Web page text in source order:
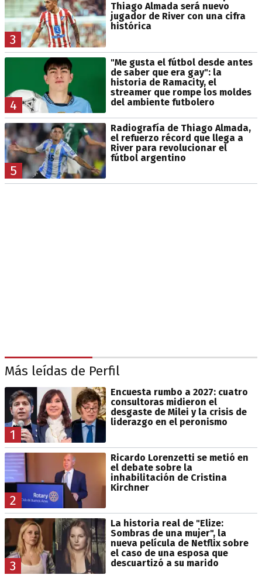
3
Thiago Almada será nuevo
jugador de River con una cifra
histórica
4
"Me gusta el fútbol desde antes
de saber que era gay": la
historia de Ramacity, el
streamer que rompe los moldes
del ambiente futbolero
5
Radiografía de Thiago Almada,
el refuerzo récord que llega a
River para revolucionar el
fútbol argentino
Más leídas de Perfil
1
Encuesta rumbo a 2027: cuatro
consultoras midieron el
desgaste de Milei y la crisis de
liderazgo en el peronismo
2
Ricardo Lorenzetti se metió en
el debate sobre la
inhabilitación de Cristina
Kirchner
3
La historia real de "Elize:
Sombras de una mujer", la
nueva película de Netflix sobre
el caso de una esposa que
descuartizó a su marido